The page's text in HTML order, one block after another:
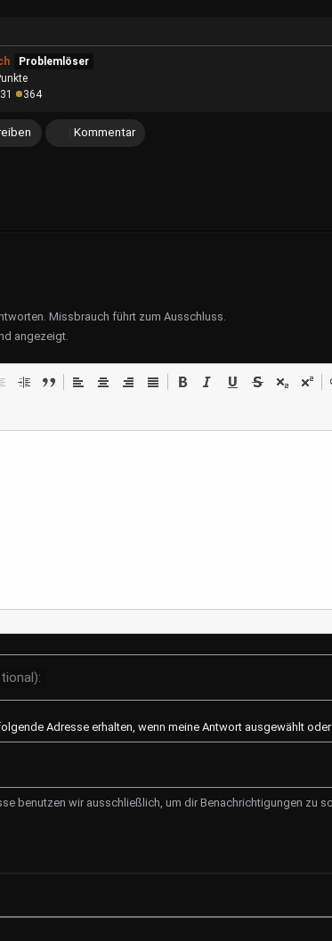
Problemlöser
364
Kommentar
Missbrauch führt zum Ausschluss.
angezeigt.
Adresse erhalten, wenn meine Antwort ausgewählt
benutzen wir ausschließlich, um dir Benachrichtigungen zu